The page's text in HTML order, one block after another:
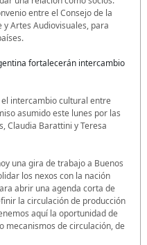
entre el Consejo de la
Artes Audiovisuales, para
intercambio cultural entre
asumido este lunes por las
Claudia Barattini y Teresa
una gira de trabajo a Buenos
los nexos con la nación
abrir una agenda corta de
la circulación de producción
aquí la oportunidad de
mecanismos de circulación, de